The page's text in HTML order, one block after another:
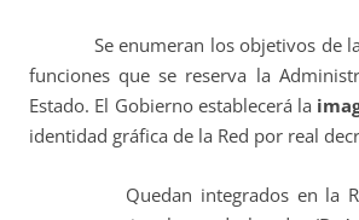
Se enumeran los objetivos de
funciones que se reserva la
Estado. El Gobierno establecerá la
identidad gráfica de la Red por real
Quedan integrados en la